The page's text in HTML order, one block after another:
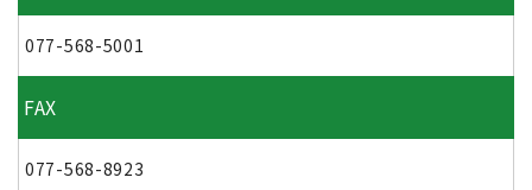
077-568-5001
FAX
077-568-8923